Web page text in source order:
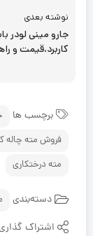
نوشته بعدی
جارو مینی لودر
کاربرد،قیمت و
برچسب ها
فروش مته چاله
مته درختکاری
دسته‌بندی
اشتراک